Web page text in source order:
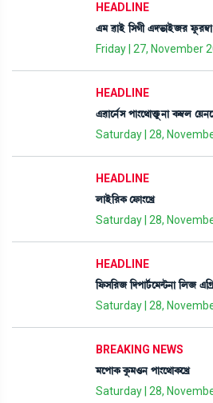
HEADLINE
&³ ¯àÒü [ÎKã &ƒ®¡àÒü\¹
Friday | 27, November
HEADLINE
&¯àì>¢Î šà}ì=àv¡ûå¡>à A¡´¬º
Saturday | 28,
HEADLINE
ºàÒü[¹A¡ ëó¡à}ìJø
Saturday | 28,
HEADLINE
[ó¡Î[¹\ [ƒšài¢¡ì³@i¡>à [º\
Saturday | 28,
BREAKING NEWS
³ìšàA¡ Aå¡³*> šà}ì=àA¡ìJø
Saturday | 28,